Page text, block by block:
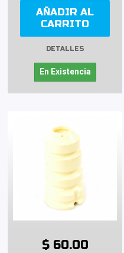
AÑADIR AL
CARRITO
DETALLES
En Existencia
$ 60.00